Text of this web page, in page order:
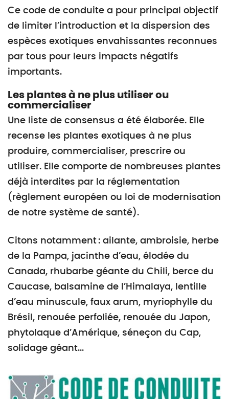
Ce code de conduite a pour principal objectif
de limiter l’introduction et la dispersion des
espèces exotiques envahissantes reconnues
par tous pour leurs impacts négatifs
importants.
Les plantes à ne plus utiliser ou
commercialiser
Une liste de consensus a été élaborée. Elle
recense les plantes exotiques à ne plus
produire, commercialiser, prescrire ou
utiliser. Elle comporte de nombreuses plantes
déjà interdites par la réglementation
(règlement européen ou loi de modernisation
de notre système de santé).
Citons notamment : ailante, ambroisie, herbe
de la Pampa, jacinthe d’eau, élodée du
Canada, rhubarbe géante du Chili, berce du
Caucase, balsamine de l’Himalaya, lentille
d’eau minuscule, faux arum, myriophylle du
Brésil, renouée perfoliée, renouée du Japon,
phytolaque d’Amérique, séneçon du Cap,
solidage géant...